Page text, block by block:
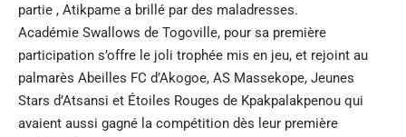
partie , Atikpame a brillé par des maladresses.
Académie Swallows de Togoville, pour sa première
participation s’offre le joli trophée mis en jeu, et rejoint au
palmarès Abeilles FC d’Akogoe, AS Massekope, Jeunes
Stars d’Atsansi et Étoiles Rouges de Kpakpalakpenou qui
avaient aussi gagné la compétition dès leur première